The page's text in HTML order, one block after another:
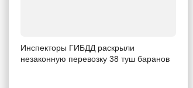
Инспекторы ГИБДД раскрыли
незаконную перевозку 38 туш баранов